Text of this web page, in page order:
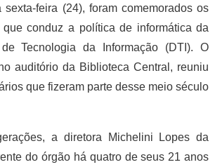
feira (24), foram comemorados os
conduz a política de informática da
Tecnologia da Informação (DTI). O
auditório da Biblioteca Central, reuniu
que fizeram parte desse meio século
a diretora Michelini Lopes da
do órgão há quatro de seus 21 anos